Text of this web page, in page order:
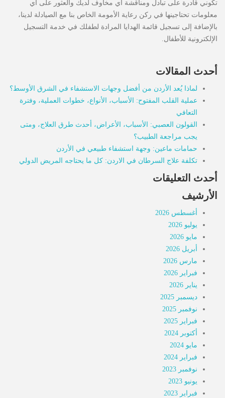
تكوني قادرة على تبادل ومناقشة أي مخاوف لديك والعثور على أي
معلومات تحتاجينها في ركن رعاية الأمومة الخاص بنا مع الصيادلة لدينا،
بالإضافة إلى تسجيل قائمة الهدايا المرادة لطفلك في خدمة التسجيل
الإلكترونية للأطفال.
أحدث المقالات
لماذا يُعد الأردن من أفضل وجهات الاستشفاء في الشرق الأوسط؟
عملية القلب المفتوح: الأسباب، الأنواع، خطوات العملية، وفترة
التعافي
القولون العصبي: الأسباب، الأعراض، أحدث طرق العلاج، ومتى
يجب مراجعة الطبيب؟
حمامات ماعين: وجهة استشفاء طبيعي في الأردن
تكلفة علاج السرطان في الاردن: كل ما يحتاجه المريض الدولي
أحدث التعليقات
الأرشيف
أغسطس 2026
يوليو 2026
مايو 2026
أبريل 2026
مارس 2026
فبراير 2026
يناير 2026
ديسمبر 2025
نوفمبر 2025
فبراير 2025
أكتوبر 2024
مايو 2024
فبراير 2024
نوفمبر 2023
يونيو 2023
فبراير 2023